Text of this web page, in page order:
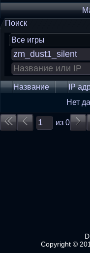
Поиск
Все игры
Название IP
Нет
из 0
Copyright ©